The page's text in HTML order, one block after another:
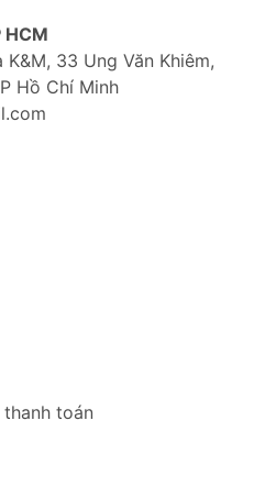
HCM
33 Ung Văn Khiêm,
Hồ Chí Minh
toán